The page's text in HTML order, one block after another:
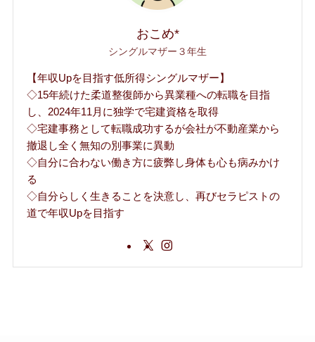
おこめ*
シングルマザー３年生
【年収Upを目指す低所得シングルマザー】
◇15年続けた柔道整復師から異業種への転職を目指
し、2024年11月に独学で宅建資格を取得
◇宅建事務として転職成功するが会社が不動産業から
撤退し全く無知の別事業に異動
◇自分に合わない働き方に疲弊し身体も心も病みかけ
る
◇自分らしく生きることを決意し、再びセラピストの
道で年収Upを目指す